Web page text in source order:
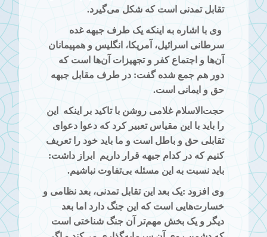
تقابل تمدنی است که شکل می‌گیرد.
وی با اشاره به اینکه یک طرف جبهه غده
سرطانی اسرائیل، آمریکا، انگلیس و همپیمانان
آن‌ها و اجتماع کفر و تجهیزات آن‌ها است که
دور هم جمع شده گفت: در طرف مقابل جبهه
حق و ایمانی است.
حجت‌الاسلام غلامی روشن با تاکید بر اینکه
این
را باید با این مقیاس تعبیر کرد که دعوا دعوای
تقابلی حق و باطل است و ما باید خود را تعریف
کنیم که در کدام جبهه قرار داریم
ابراز داشت:
باید نسبت به این مسئله بی‌تفاوت نباشیم.
وی افزود :یک بعد این تقابل تمدنی، بعد نظامی و
خسارت‌هایی است که این جنگ دارد اما بعد
دیگر و یک بخش مهم‌تر آن جنگ شناختی است